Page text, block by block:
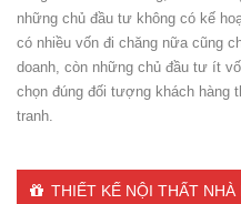
những chủ đầu tư không có kế
có nhiều vốn đi chăng nữa cũng
doanh, còn những chủ đầu tư ít
chọn đúng đối tượng khách hàng
tranh.
THIẾT KẾ NỘI THẤT